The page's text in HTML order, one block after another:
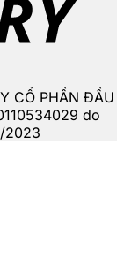
CỔ PHẦN ĐẦU
do
2023